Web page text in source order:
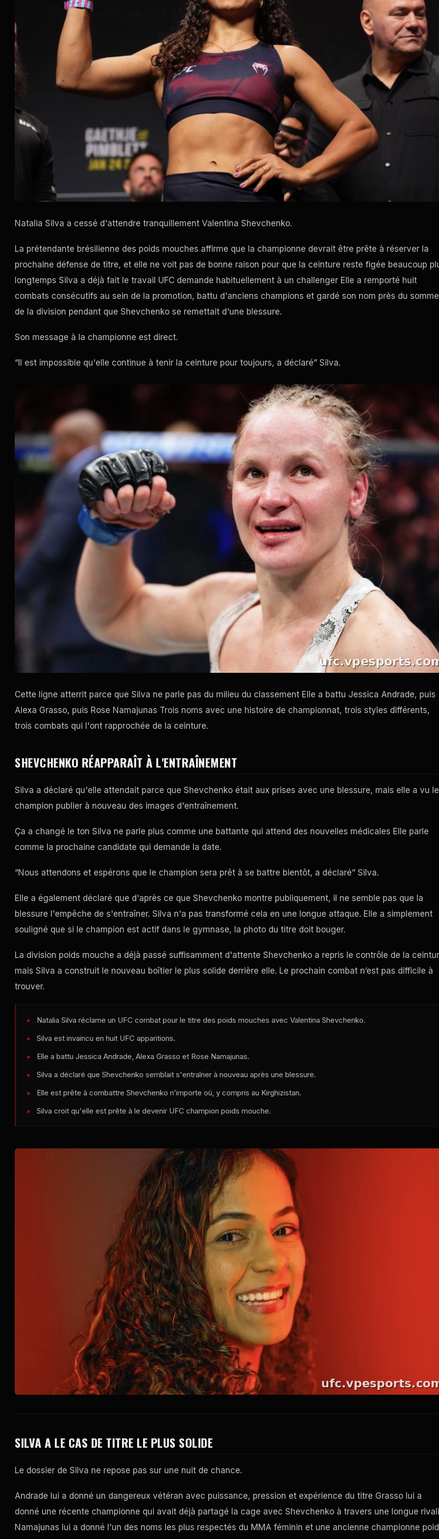
Natalia Silva a cessé d'attendre tranquillement Valentina Shevchenko.
La prétendante brésilienne des poids mouches affirme que la championne devrait être prête à réserver la
prochaine défense de titre, et elle ne voit pas de bonne raison pour que la ceinture reste figée beaucoup
longtemps Silva a déjà fait le travail UFC demande habituellement à un challenger Elle a remporté huit
combats consécutifs au sein de la promotion, battu d'anciens champions et gardé son nom près du
de la division pendant que Shevchenko se remettait d'une blessure.
Son message à la championne est direct.
“Il est impossible qu'elle continue à tenir la ceinture pour toujours, a déclaré” Silva.
Cette ligne atterrit parce que Silva ne parle pas du milieu du classement Elle a battu Jessica Andrade, puis
Alexa Grasso, puis Rose Namajunas Trois noms avec une histoire de championnat, trois styles différents,
trois combats qui l'ont rapprochée de la ceinture.
SHEVCHENKO RÉAPPARAÎT À L'ENTRAÎNEMENT
Silva a déclaré qu'elle attendait parce que Shevchenko était aux prises avec une blessure, mais elle a vu le
champion publier à nouveau des images d'entraînement.
Ça a changé le ton Silva ne parle plus comme une battante qui attend des nouvelles médicales Elle parle
comme la prochaine candidate qui demande la date.
“Nous attendons et espérons que le champion sera prêt à se battre bientôt, a déclaré” Silva.
Elle a également déclaré que d'après ce que Shevchenko montre publiquement, il ne semble pas que la
blessure l'empêche de s'entraîner. Silva n'a pas transformé cela en une longue attaque. Elle a simplement
souligné que si le champion est actif dans le gymnase, la photo du titre doit bouger.
La division poids mouche a déjà passé suffisamment d'attente Shevchenko a repris le contrôle de la
mais Silva a construit le nouveau boîtier le plus solide derrière elle. Le prochain combat n’est pas difficile à
trouver.
Natalia Silva réclame un UFC combat pour le titre des poids mouches avec Valentina Shevchenko.
Silva est invaincu en huit UFC apparitions.
Elle a battu Jessica Andrade, Alexa Grasso et Rose Namajunas.
Silva a déclaré que Shevchenko semblait s'entraîner à nouveau après une blessure.
Elle est prête à combattre Shevchenko n’importe où, y compris au Kirghizistan.
Silva croit qu'elle est prête à le devenir UFC champion poids mouche.
SILVA A LE CAS DE TITRE LE PLUS SOLIDE
Le dossier de Silva ne repose pas sur une nuit de chance.
Andrade lui a donné un dangereux vétéran avec puissance, pression et expérience du titre Grasso lui a
donné une récente championne qui avait déjà partagé la cage avec Shevchenko à travers une longue
Namajunas lui a donné l'un des noms les plus respectés du MMA féminin et une ancienne championne